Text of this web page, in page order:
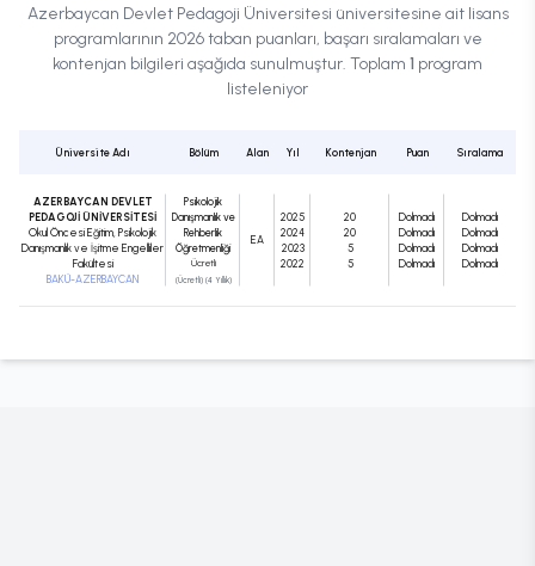
Azerbaycan Devlet Pedagoji Üniversitesi üniversitesine ait lisans
programlarının 2026 taban puanları, başarı sıralamaları ve
kontenjan bilgileri aşağıda sunulmuştur. Toplam 1 program
listeleniyor
Üniversite Adı Bölüm Alan Yıl Kontenjan Puan Sıralama
AZERBAYCAN DEVLET
PEDAGOJİ ÜNİVERSİTESİ
Okul Öncesi Eğitim, Psikolojik
Danışmanlık ve İşitme Engelliler
Fakültesi
BAKÜ-AZERBAYCAN
Psikolojik
Danışmanlık ve
Rehberlik
Öğretmenliği
Ücretli
(Ücretli) (4 Yıllık)
EA
2025
2024
2023
2022
20
20
5
5
Dolmadı
Dolmadı
Dolmadı
Dolmadı
Dolmadı
Dolmadı
Dolmadı
Dolmadı